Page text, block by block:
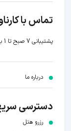
تماس با
پشتیبانی 7 صبح تا 1 بامداد:
درباره ما
دسترسی
رزرو هتل